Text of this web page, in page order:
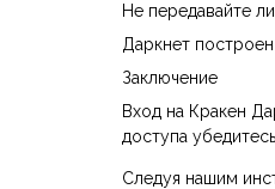
Не передавайте
Даркнет
Заключение
Вход на Кракен
доступа
Следуя нашим